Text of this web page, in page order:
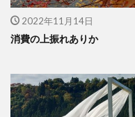
2022年11月14日
消費の上振れありか